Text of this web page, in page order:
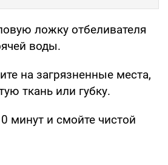
ложку отбеливателя
воды.
на загрязненные места,
ткань или губку.
минут и смойте чистой